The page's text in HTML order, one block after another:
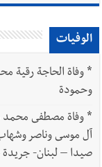
الوفيات
*
وحمودة
*
آل موسى وناصر
صيدا – لبنان-